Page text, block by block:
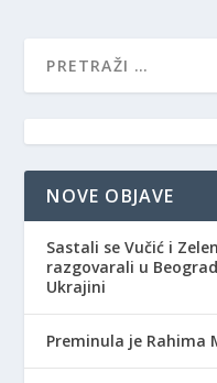
NOVE OBJAVE
Sastali se Vučić i
razgovarali u
Ukrajini
Preminula je Rahima